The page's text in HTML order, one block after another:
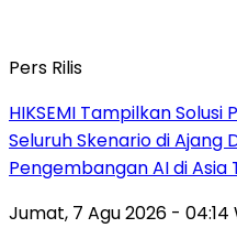
Pers Rilis
HIKSEMI Tampilkan
Seluruh Skenario di Ajang
Pengembangan AI di Asia
Jumat, 7 Agu 2026 - 04:14